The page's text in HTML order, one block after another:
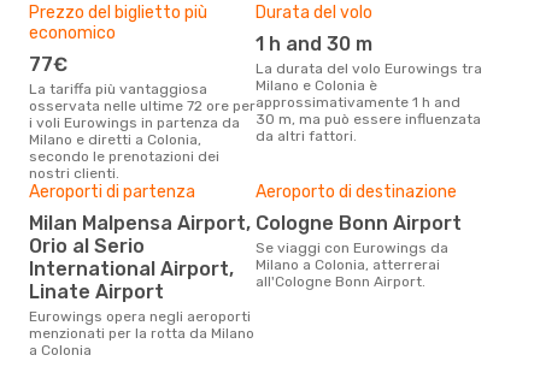
Prezzo del biglietto più
economico
77€
La tariffa più vantaggiosa
osservata nelle ultime 72 ore per
i voli Eurowings in partenza da
Milano e diretti a Colonia,
secondo le prenotazioni dei
nostri clienti.
Durata del volo
1 h and 30 m
La durata del volo Eurowings tra
Milano e Colonia è
approssimativamente 1 h and
30 m, ma può essere influenzata
da altri fattori.
Aeroporti di partenza
Milan Malpensa Airport,
Orio al Serio
International Airport,
Linate Airport
Eurowings opera negli aeroporti
menzionati per la rotta da Milano
a Colonia
Aeroporto di destinazione
Cologne Bonn Airport
Se viaggi con Eurowings da
Milano a Colonia, atterrerai
all'Cologne Bonn Airport.